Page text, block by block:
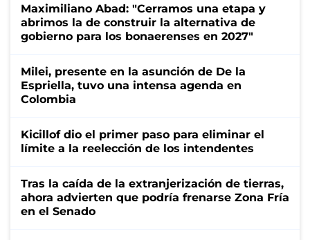
Maximiliano Abad: "Cerramos una etapa y
abrimos la de construir la alternativa de
gobierno para los bonaerenses en 2027"
Milei, presente en la asunción de De la
Espriella, tuvo una intensa agenda en
Colombia
Kicillof dio el primer paso para eliminar el
límite a la reelección de los intendentes
Tras la caída de la extranjerización de tierras,
ahora advierten que podría frenarse Zona Fría
en el Senado